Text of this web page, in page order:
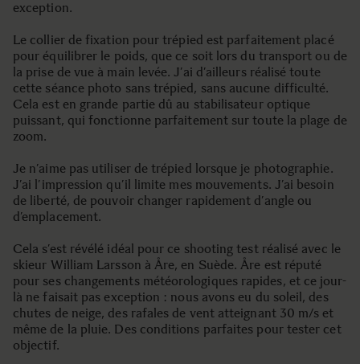
exception.
Le collier de fixation pour trépied est parfaitement placé
pour équilibrer le poids, que ce soit lors du transport ou de
la prise de vue à main levée. J’ai d’ailleurs réalisé toute
cette séance photo sans trépied, sans aucune difficulté.
Cela est en grande partie dû au stabilisateur optique
puissant, qui fonctionne parfaitement sur toute la plage de
zoom.
Je n’aime pas utiliser de trépied lorsque je photographie.
J’ai l’impression qu’il limite mes mouvements. J’ai besoin
de liberté, de pouvoir changer rapidement d’angle ou
d’emplacement.
Cela s’est révélé idéal pour ce shooting test réalisé avec le
skieur William Larsson à Åre, en Suède. Åre est réputé
pour ses changements météorologiques rapides, et ce jour-
là ne faisait pas exception : nous avons eu du soleil, des
chutes de neige, des rafales de vent atteignant 30 m/s et
même de la pluie. Des conditions parfaites pour tester cet
objectif.